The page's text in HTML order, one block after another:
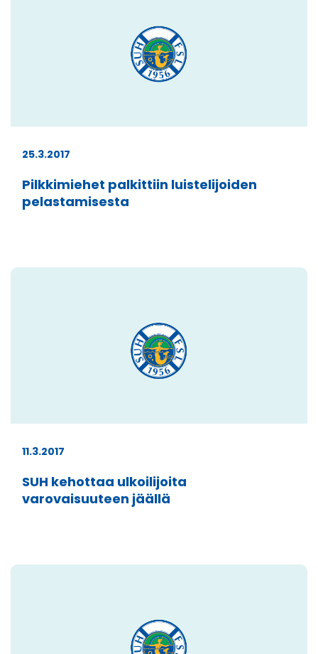
25.3.2017
Pilkkimiehet palkittiin luistelijoiden
pelastamisesta
11.3.2017
SUH kehottaa ulkoilijoita
varovaisuuteen jäällä